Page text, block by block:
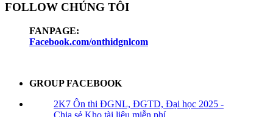
FOLLOW CHÚNG TÔI
FANPAGE:
Facebook.com/onthidgnlcom
GROUP FACEBOOK
2K7 Ôn thi ĐGNL, ĐGTD, Đại học 2025 -